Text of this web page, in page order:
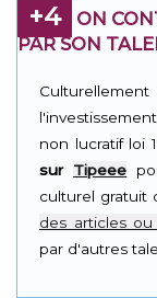
+4
ON
PAR SON
non lucratif loi
sur Tipeee
culturel gratuit
des articles
par d'autres